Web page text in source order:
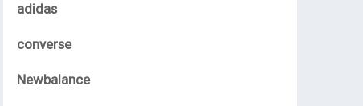
adidas
converse
Newbalance